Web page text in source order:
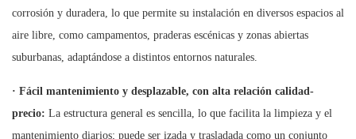
corrosión y duradera, lo que permite su instalación en diversos espacios al
aire libre, como campamentos, praderas escénicas y zonas abiertas
suburbanas, adaptándose a distintos entornos naturales.
· Fácil mantenimiento y desplazable, con alta relación calidad-
precio: La estructura general es sencilla, lo que facilita la limpieza y el
mantenimiento diarios; puede ser izada y trasladada como un conjunto